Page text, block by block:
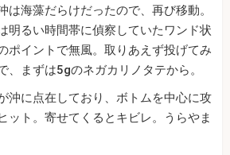
は海藻だらけだったので、再び移動。
明るい時間帯に偵察していたワンド状
ポイントで無風。取りあえず投げてみ
、まずは5gのネガカリノタテから。
沖に点在しており、ボトムを中心に攻
ット。寄せてくるとキビレ。うらやま